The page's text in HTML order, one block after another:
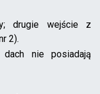
drugie wejście z
2).
nie posiadają